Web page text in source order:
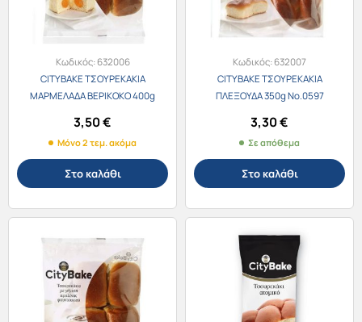
Κωδικός:632006
CITYBAKE ΤΣΟΥΡΕΚΑΚΙΑ
ΜΑΡΜΕΛΑΔΑ ΒΕΡΙΚΟΚΟ 400g
3,50€
Μόνο 2 τεμ. ακόμα
Στο καλάθι
Κωδικός:632007
CITYBAKE ΤΣΟΥΡΕΚΑΚΙΑ
ΠΛΕΞΟΥΔΑ 350g Νο.0597
3,30€
Σε απόθεμα
Στο καλάθι